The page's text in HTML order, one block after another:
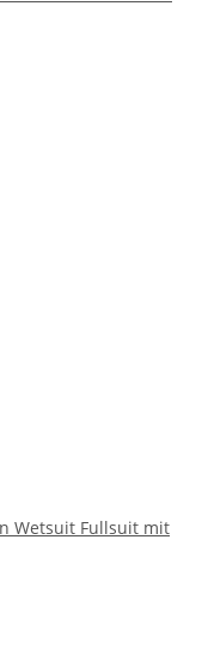
Wetsuit Fullsuit mit